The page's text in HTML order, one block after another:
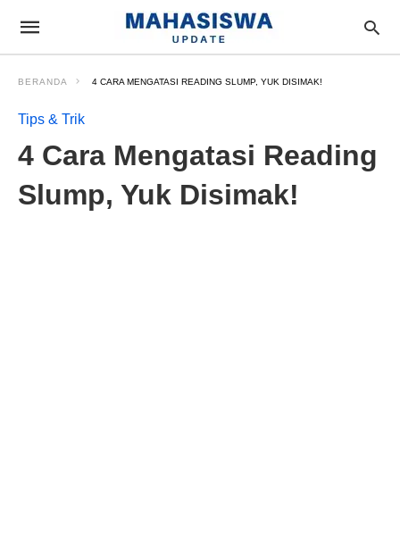
BERANDA 4 CARA MENGATASI READING SLUMP, YUK DISIMAK!
Tips & Trik
4 Cara Mengatasi Reading
Slump, Yuk Disimak!